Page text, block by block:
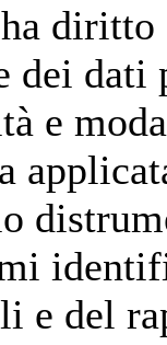
dei dati
e
e del